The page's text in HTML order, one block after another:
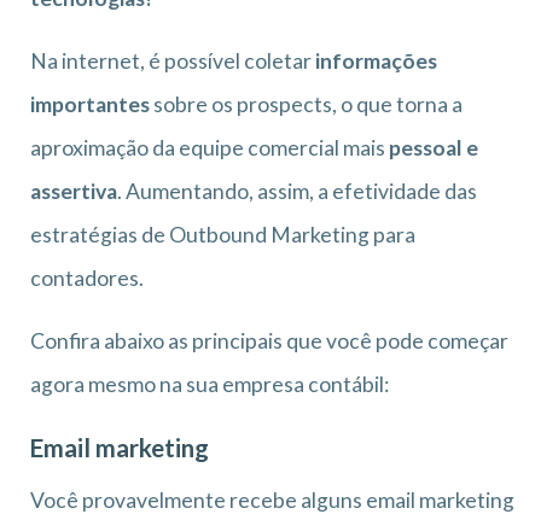
Na internet, é possível coletarinformações
importantessobre os prospects, o que torna a
aproximação da equipe comercial mais pessoal e
assertiva. Aumentando, assim, a efetividade das
estratégias de Outbound Marketing para
contadores.
Confira abaixo as principais que você pode começar
agora mesmo na sua empresa contábil:
Email marketing
Você provavelmente recebe alguns email marketing